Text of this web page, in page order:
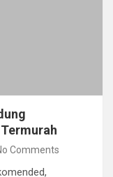
Comments